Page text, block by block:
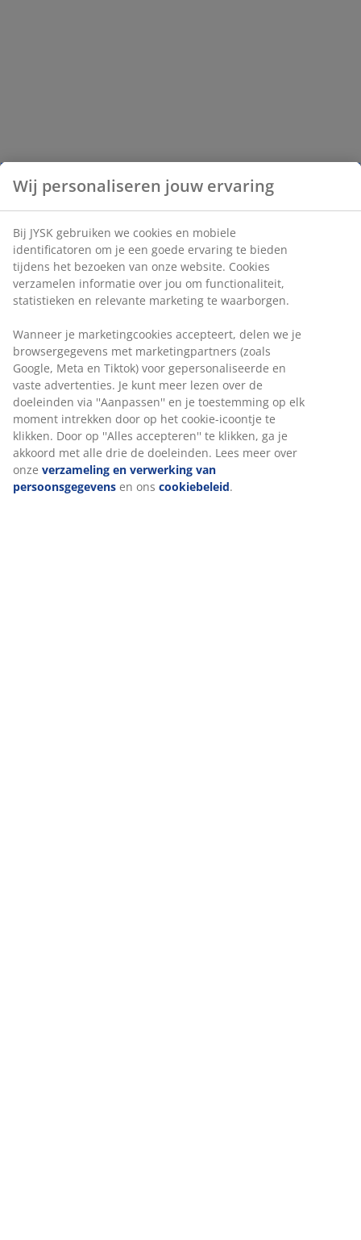
Wij personaliseren jouw ervaring
Bij JYSK gebruiken we cookies en mobiele
identificatoren om je een goede ervaring te bieden
tijdens het bezoeken van onze website. Cookies
verzamelen informatie over jou om functionaliteit,
statistieken en relevante marketing te waarborgen.
Wanneer je marketingcookies accepteert, delen we je
browsergegevens met marketingpartners (zoals
Google, Meta en Tiktok) voor gepersonaliseerde en
vaste advertenties. Je kunt meer lezen over de
doeleinden via ''Aanpassen'' en je toestemming op elk
moment intrekken door op het cookie-icoontje te
klikken. Door op ''Alles accepteren'' te klikken, ga je
akkoord met alle drie de doeleinden. Lees meer over
onze verzameling en verwerking van
persoonsgegevens en ons cookiebeleid.